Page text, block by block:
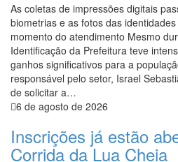
As coletas de impressões digitais
biometrias e as fotos das
momento do atendimento Mesmo
Identificação da Prefeitura teve
ganhos significativos para a
responsável pelo setor, Israel
de solicitar a…
6 de agosto de 2026
Inscrições já estão
Corrida da Lua Cheia